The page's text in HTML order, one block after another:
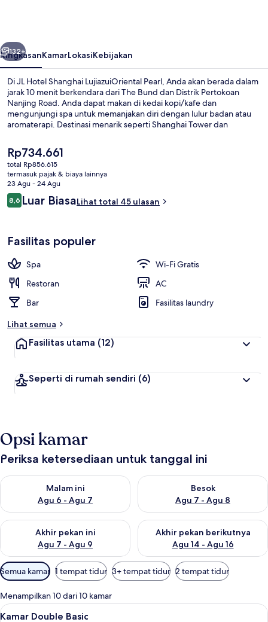
Berikutnya
132+
RingkasanKamarLokasiKebijakan
Di JL Hotel Shanghai LujiazuiOriental Pearl, Anda akan berada dalam
jarak 10 menit berkendara dari The Bund dan Distrik Pertokoan
Nanjing Road. Anda dapat makan di kedai kopi/kafe dan
mengunjungi spa untuk memanjakan diri dengan lulur badan atau
aromaterapi. Destinasi menarik seperti Shanghai Tower dan
berkendara singkat dari hotel mewah. Properti ini berada dekat
dengan transportasi umum: Stasiun Pudian Road berjarak 8 menit
dan Stasiun Lancun Road berjarak 11 menit.
Harga
saat
ini
Rp734.661
Rp734.661
total Rp856.615
termasuk pajak & biaya lainnya
23 Agu - 24 Agu
Ulasan
8,68,6 dari 10
Luar BiasaLihat total 45 ulasan
Fasilitas populer
Spa
Wi-Fi Gratis
Restoran
AC
Bar
Fasilitas laundry
Lihat semua
Fasilitas utama (12)
Seperti di rumah sendiri (6)
Opsi kamar
Periksa ketersediaan untuk tanggal ini
Malam ini
Agu 6 - Agu 7
Periksa ketersediaan untuk malam ini Agu 6 - Agu 7
Besok
Agu 7 - Agu 8
Periksa ketersediaan untuk
Akhir pekan ini
Agu 7 - Agu 9
Periksa ketersediaan untuk akhir pekan ini Agu 7 - Agu 9
Akhir pekan berikutnya
Agu 14 - Agu 16
Periksa ketersediaan untuk
Filter
tersedia
untuk
kamar
Semua kamar 1 tempat tidur 3+ tempat tidur 2 tempat tidur
Menampilkan 10 dari 10 kamar
Lihat
Kamar Double Basic | Pemandangan
7
Kamar Double Basic